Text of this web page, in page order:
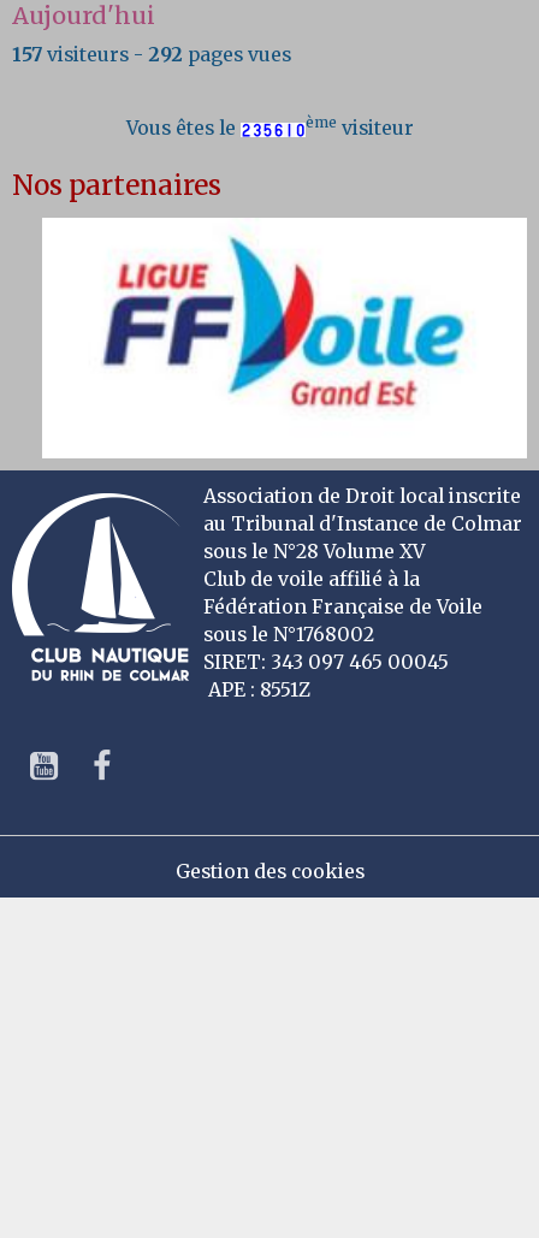
Aujourd'hui
157 visiteurs - 292 pages vues
Vous êtes le ème visiteur
Nos partenaires
Association de Droit local inscrite
au Tribunal d'Instance de Colmar
sous le N°28 Volume XV
Club de voile affilié à la
Fédération Française de Voile
sous le N°1768002
SIRET: 343 097 465 00045
APE : 8551Z
Gestion des cookies